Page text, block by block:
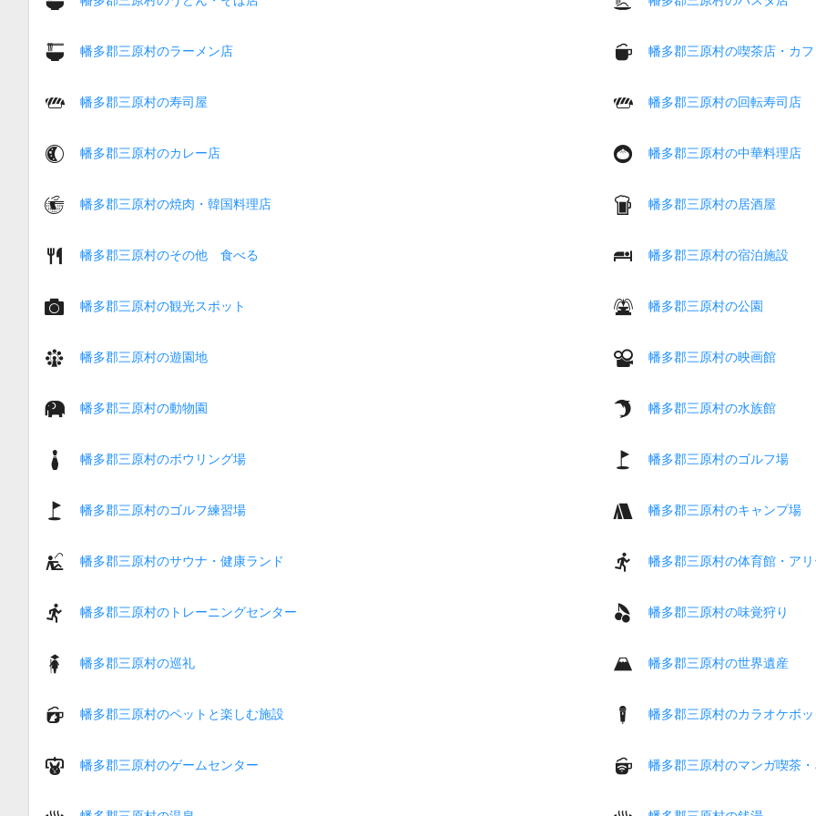
幡多郡三原村のラーメン店 幡多郡三原村の喫茶店・カ
幡多郡三原村の寿司屋 幡多郡三原村の回転寿司店
幡多郡三原村のカレー店 幡多郡三原村の中華料理店
幡多郡三原村の焼肉・韓国料理店 幡多郡三原村の居酒屋
幡多郡三原村のその他 食べる 幡多郡三原村の宿泊施設
幡多郡三原村の観光スポット 幡多郡三原村の公園
幡多郡三原村の遊園地 幡多郡三原村の映画館
幡多郡三原村の動物園 幡多郡三原村の水族館
幡多郡三原村のボウリング場 幡多郡三原村のゴルフ場
幡多郡三原村のゴルフ練習場 幡多郡三原村のキャンプ場
幡多郡三原村のサウナ・健康ランド 幡多郡三原村の体育館・ア
幡多郡三原村のトレーニングセンター 幡多郡三原村の味覚狩り
幡多郡三原村の巡礼 幡多郡三原村の世界遺産
幡多郡三原村のペットと楽しむ施設 幡多郡三原村のカラオケボ
幡多郡三原村のゲームセンター 幡多郡三原村のマンガ喫茶